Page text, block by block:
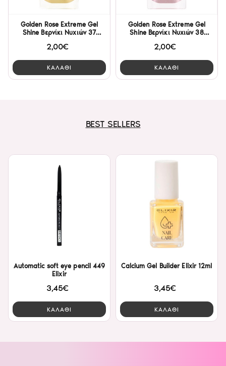
Golden Rose Extreme Gel
Shine Βερνίκι Νυχιών 37
2,00€
ΚΑΛΑΘΙ
Golden Rose Extreme Gel
Shine Βερνίκι Νυχιών 38
2,00€
ΚΑΛΑΘΙ
BEST SELLERS
Automatic soft eye pencil 449
Elixir
3,45€
ΚΑΛΑΘΙ
Calcium Gel Builder Elixir 12ml
3,45€
ΚΑΛΑΘΙ